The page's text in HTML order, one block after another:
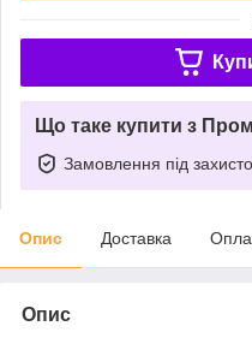
Що таке купити з
Замовлення під
Опис Доставка
Опис